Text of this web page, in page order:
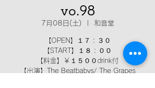
vo.98
7月08日(土) 和音堂
【OPEN】１７：３０
【START】１８：００
【料金】￥１５００drink付
【出演】The Beatbabys/ The Grapes